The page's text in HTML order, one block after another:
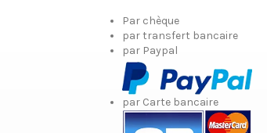
Par chèque
par transfert bancaire
par Paypal
par Carte bancaire